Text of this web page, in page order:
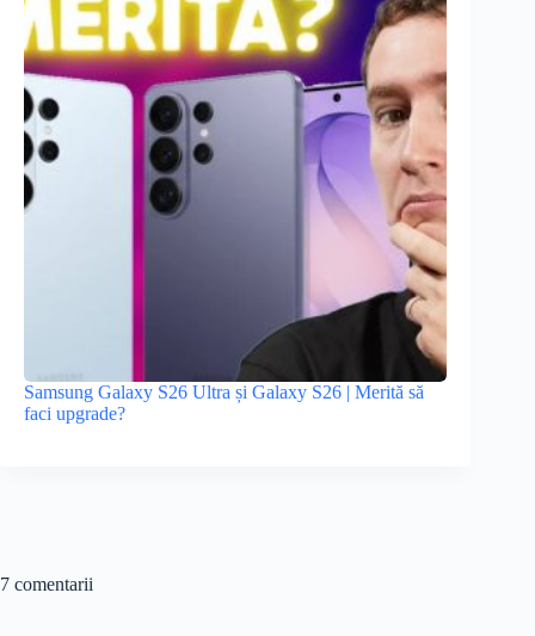
Samsung Galaxy S26 Ultra și Galaxy S26 | Merită să
faci upgrade?
7 comentarii